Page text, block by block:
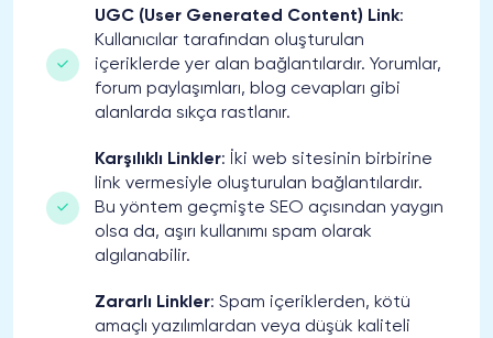
UGC (User Generated Content) Link:
Kullanıcılar tarafından oluşturulan
içeriklerde yer alan bağlantılardır. Yorumlar,
forum paylaşımları, blog cevapları gibi
alanlarda sıkça rastlanır.
Karşılıklı Linkler: İki web sitesinin birbirine
link vermesiyle oluşturulan bağlantılardır.
Bu yöntem geçmişte SEO açısından yaygın
olsa da, aşırı kullanımı spam olarak
algılanabilir.
Zararlı Linkler: Spam içeriklerden, kötü
amaçlı yazılımlardan veya düşük kaliteli